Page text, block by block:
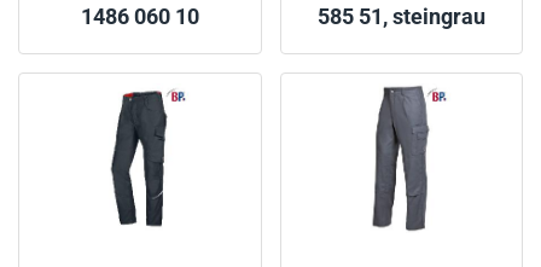
1486 060 10
585 51, steingrau